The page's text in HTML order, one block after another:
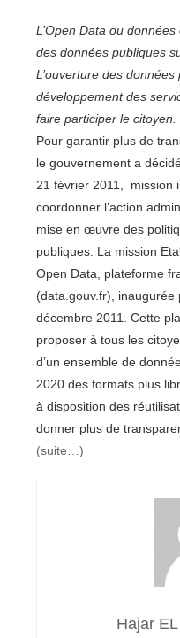
L’Open Data ou
des données publiques
L’ouverture des
développement des
faire participer le citoyen.
Pour garantir plus de
le gouvernement a
21 février 2011, mission
coordonner l’action
mise en œuvre des
publiques. La mission
Open Data, plateforme
(data.gouv.fr),
décembre 2011. Cette
proposer à tous les
d’un ensemble de
2020 des formats plus
à disposition des
donner plus de
(suite…)
Hajar